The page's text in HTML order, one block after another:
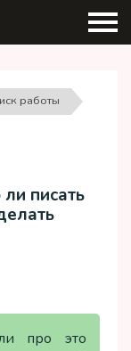
работы
писать
про это